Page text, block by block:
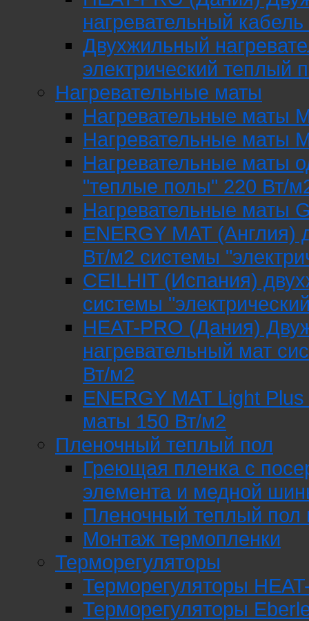
нагревательный
Двухжильный
электрический теплый
Нагревательные маты
Нагревательные маты
Нагревательные маты
Нагревательные маты
"теплые полы" 220 Вт/
Нагревательные маты
ENERGY MAT (Англия)
Вт/м2 системы
CEILHIT (Испания)
системы
HEAT-PRO (Дания)
нагревательный мат
Вт/м2
ENERGY MAT Light
маты 150 Вт/м2
Пленочный теплый пол
Греющая пленка c
элемента и медной
Пленочный теплый
Монтаж термопленки
Терморегуляторы
Терморегуляторы
Терморегуляторы